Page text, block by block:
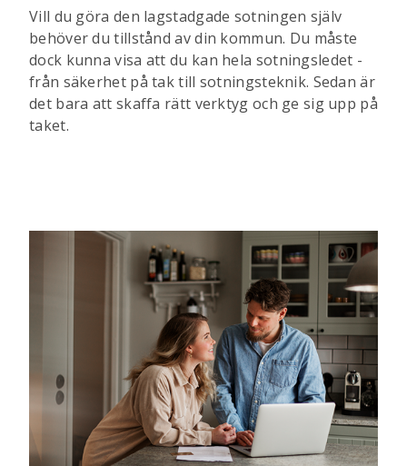
Vill du göra den lagstadgade sotningen själv
behöver du tillstånd av din kommun. Du måste
dock kunna visa att du kan hela sotningsledet -
från säkerhet på tak till sotningsteknik. Sedan är
det bara att skaffa rätt verktyg och ge sig upp på
taket.